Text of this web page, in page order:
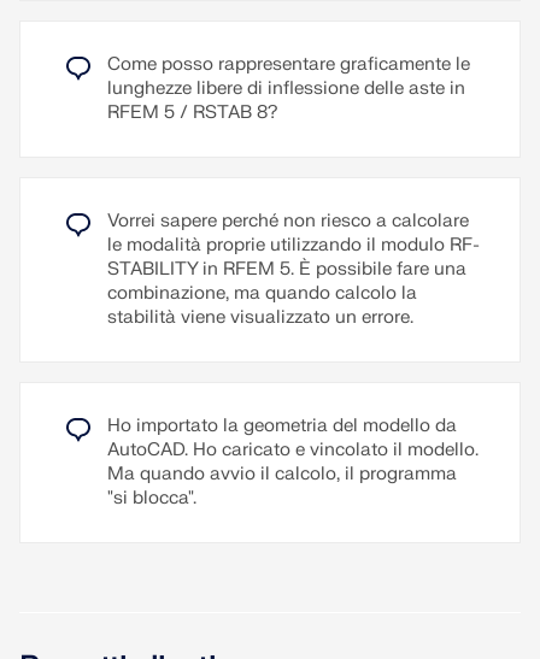
essere esportato in un file RTF o PDF così come in
VCmaster.
Come posso rappresentare graficamente le
lunghezze libere di inflessione delle aste in
RFEM 5 / RSTAB 8?
Vorrei sapere perché non riesco a calcolare
le modalità proprie utilizzando il modulo RF-
STABILITY in RFEM 5. È possibile fare una
combinazione, ma quando calcolo la
stabilità viene visualizzato un errore.
Ho importato la geometria del modello da
AutoCAD. Ho caricato e vincolato il modello.
Ma quando avvio il calcolo, il programma
"si blocca".